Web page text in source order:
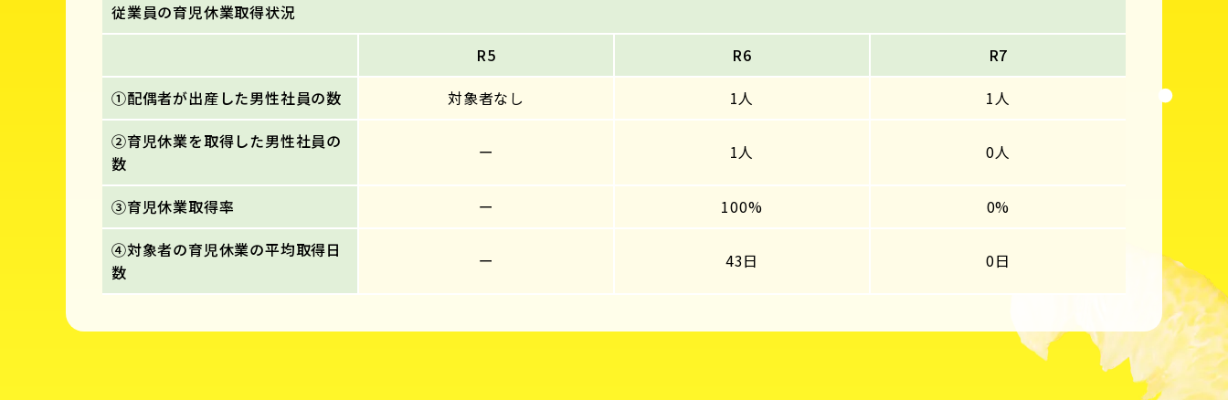
従業員の育児休業取得状況
R5
R6
R7
①配偶者が出産した男性社員の数
対象者なし 1人
1人
②育児休業を取得した男性社員の
数
ー 1人 0人
③育児休業取得率 ー 100%
0%
④対象者の育児休業の平均取得日
数
ー 43日 0日